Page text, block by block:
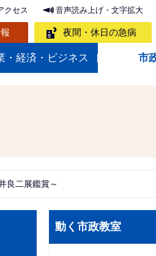
クセス 音声読み上げ・文字拡大
夜間・休日の急病
・経済・ビジネス 市
良二展鑑賞～
動く市政教室